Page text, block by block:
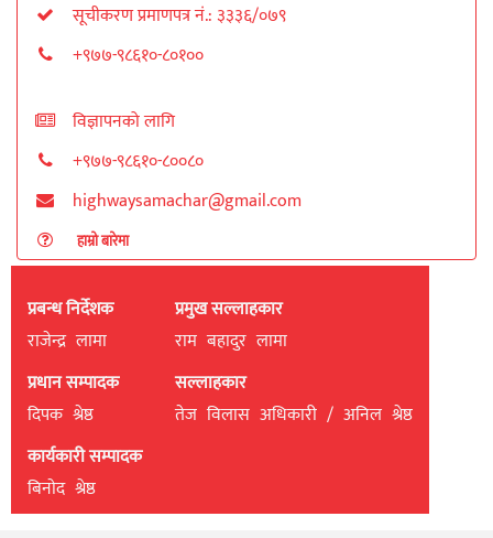
सूचीकरण प्रमाणपत्र नं.: ३३३६/०७९
+९७७-९८६१०-८०१००
विज्ञापनको लागि
+९७७-९८६१०-८००८०
highwaysamachar@gmail.com
हाम्रो बारेमा
प्रबन्ध निर्देशक
राजेन्द्र लामा
प्रधान सम्पादक
दिपक श्रेष्ठ
कार्यकारी सम्पादक
बिनाेद श्रेष्ठ
प्रमुख सल्लाहकार
राम बहादुर लामा
सल्लाहकार
तेज विलास अधिकारी / अनिल श्रेष्ठ